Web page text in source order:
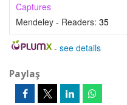
Captures
Mendeley - Readers: 35
- see details
Paylaş